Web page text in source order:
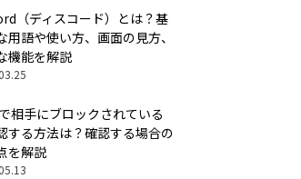
（ディスコード）とは？基
用語や使い方、画面の見方、
機能を解説
相手にブロックされている
する方法は？確認する場合の
を解説